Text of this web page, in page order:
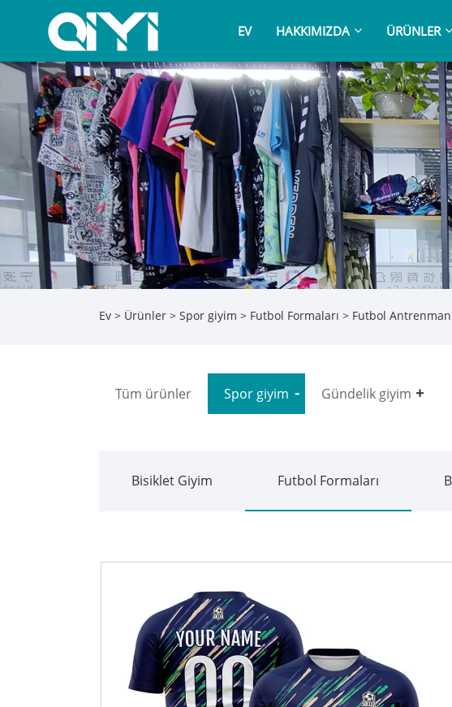
EV HAKKIMIZDA ÜRÜNLER
Ev > Ürünler > Spor giyim > Futbol Formaları > Futbol Antrenman
Tüm ürünler Spor giyim Gündelik giyim
Bisiklet Giyim Futbol Formaları